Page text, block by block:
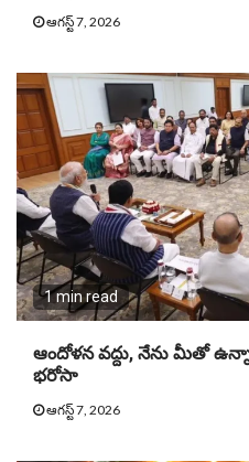
ఆగస్ట్ 7, 2026
1 min read
ఆందోళన వద్దు, నేను మీతో
భరోసా
ఆగస్ట్ 7, 2026